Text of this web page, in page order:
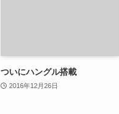
ついにハングル搭載
2016年12月26日